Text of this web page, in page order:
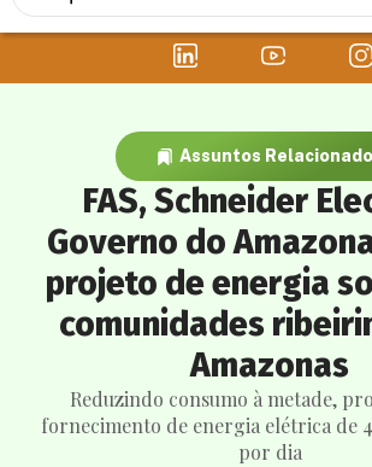
Assuntos
FAS, Schneider
Governo do
projeto de energia
comunidades
Amazonas
Reduzindo consumo à metade,
fornecimento de energia elétrica de
por dia